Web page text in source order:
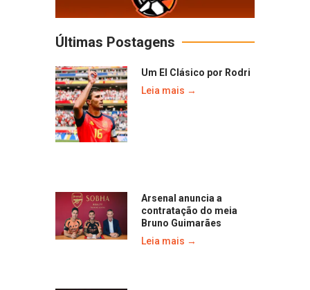
Últimas Postagens
Um El Clásico por Rodri
Leia mais →
Arsenal anuncia a
contratação do meia
Bruno Guimarães
Leia mais →